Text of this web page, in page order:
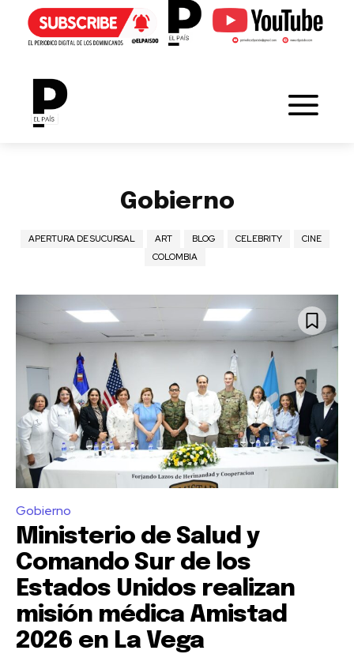
Gobierno
APERTURA DE SUCURSAL ART BLOG CELEBRITY
CINE
COLOMBIA
Gobierno
Ministerio de Salud y
Comando Sur de los
Estados Unidos realizan
misión médica Amistad
2026 en La Vega